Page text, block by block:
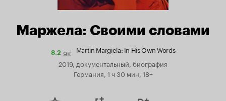
Маржела: Своими словами
8.2Рейтинг
Кинопоиска
9K Martin Margiela: In His Own Words
2019, документальный, биография
Германия, 1 ч 30 мин, 18+